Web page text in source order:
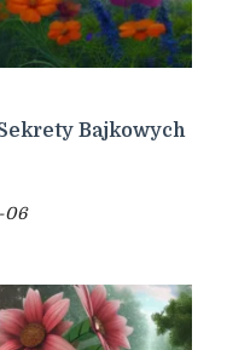
Bajkowych
06